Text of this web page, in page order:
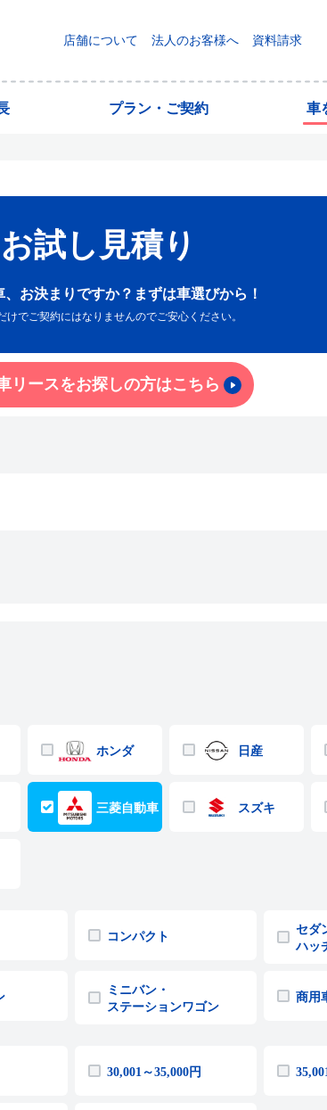
店舗について 法人のお客様へ 資料請求
プラン・ご契約 車
お試し見積り
、お決まりですか？まずは車選びから！
けでご契約にはなりませんのでご安心ください。
リースをお探しの方はこちら
ホンダ 日産
三菱自動車 スズキ
コンパクト
セダ
ハッ
ミニバン・
ステーションワゴン
商用
30,001～35,000円